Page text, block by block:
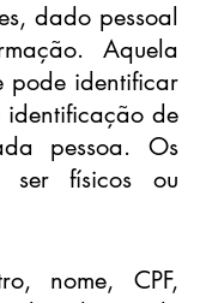
dado pessoal
Aquela
pode identificar
identificação de
pessoa. Os
ser físicos ou
nome, CPF,